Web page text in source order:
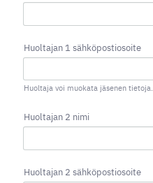
Huoltajan 1 sähköpostiosoite
Huoltaja voi muokata jäsenen tietoja.
Huoltajan 2 nimi
Huoltajan 2 sähköpostiosoite